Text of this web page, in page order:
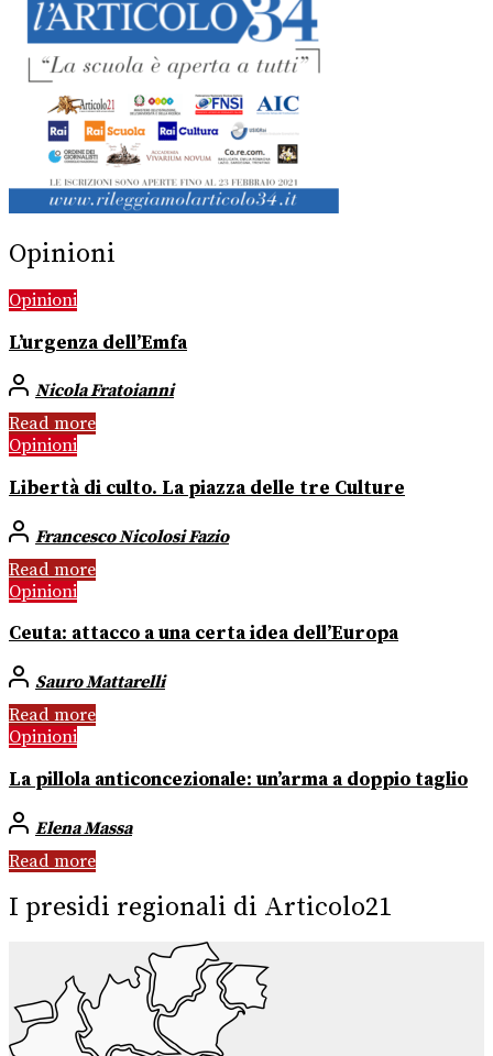
Opinioni
Opinioni
L’urgenza dell’Emfa
Nicola Fratoianni
Read more
Opinioni
Libertà di culto. La piazza delle tre Culture
Francesco Nicolosi Fazio
Read more
Opinioni
Ceuta: attacco a una certa idea dell’Europa
Sauro Mattarelli
Read more
Opinioni
La pillola anticoncezionale: un’arma a doppio taglio
Elena Massa
Read more
I presidi regionali di Articolo21